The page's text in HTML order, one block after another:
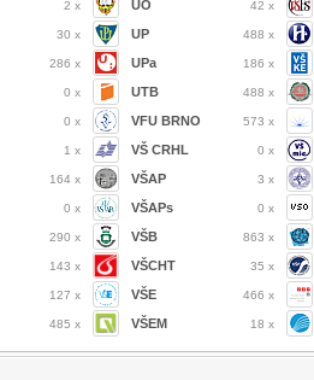
2 x
30 x
286 x
0 x
0 x
1 x
164 x
0 x
290 x
143 x
127 x
485 x
UO 42 x
UP 488 x
UPa 186 x
UTB 488 x
VFU BRNO 573 x
VŠ CRHL 0 x
VŠAP 3 x
VŠAPs 0 x
VŠB 863 x
VŠCHT 35 x
VŠE 466 x
VŠEM 18 x